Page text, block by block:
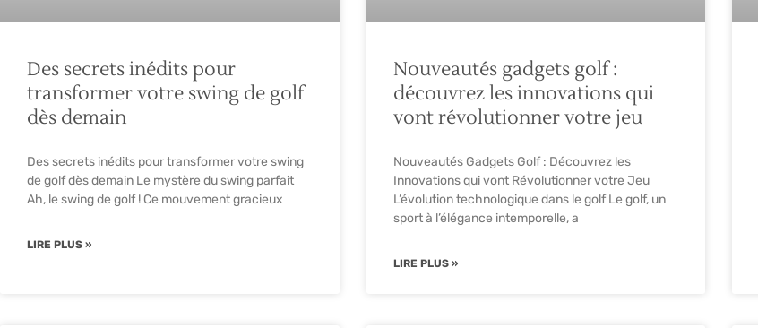
Des secrets inédits pour
transformer votre swing de golf
dès demain
Des secrets inédits pour transformer votre swing
de golf dès demain Le mystère du swing parfait
Ah, le swing de golf ! Ce mouvement gracieux
LIRE PLUS »
Nouveautés gadgets golf :
découvrez les innovations qui
vont révolutionner votre jeu
Nouveautés Gadgets Golf : Découvrez les
Innovations qui vont Révolutionner votre Jeu
L’évolution technologique dans le golf Le golf, un
sport à l’élégance intemporelle, a
LIRE PLUS »